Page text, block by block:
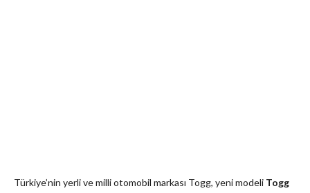
Türkiye’nin yerli ve milli otomobil markası Togg, yeni modeli Togg